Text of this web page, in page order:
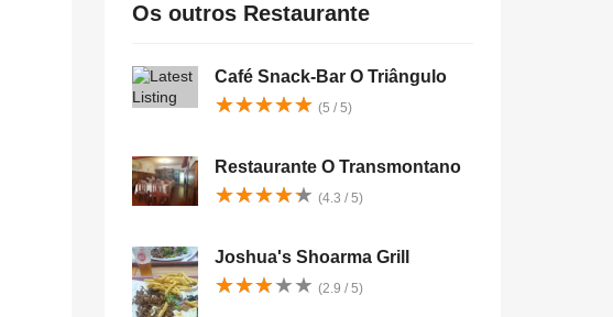
Os outros Restaurante
Café Snack-Bar O Triângulo
★★★★★
★★★★★ (5 / 5)
Restaurante O Transmontano
★★★★★
★★★★★ (4.3 / 5)
Joshua's Shoarma Grill
★★★★★
★★★★★ (2.9 / 5)